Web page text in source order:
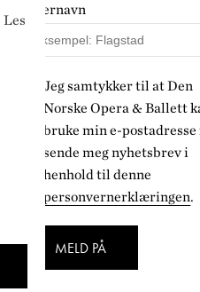
Etternavn
Jeg samtykker til at Den
Norske Opera & Ballett
bruke min e-postadresse
sende meg nyhetsbrev i
henhold til denne
personvernerklæringen.
MELD PÅ
Les